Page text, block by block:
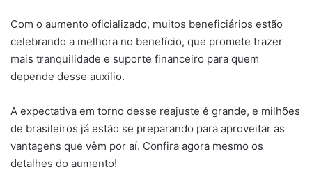
Com o aumento oficializado, muitos beneficiários estão
celebrando a melhora no benefício, que promete trazer
mais tranquilidade e suporte financeiro para quem
depende desse auxílio.
A expectativa em torno desse reajuste é grande, e milhões
de brasileiros já estão se preparando para aproveitar as
vantagens que vêm por aí. Confira agora mesmo os
detalhes do aumento!